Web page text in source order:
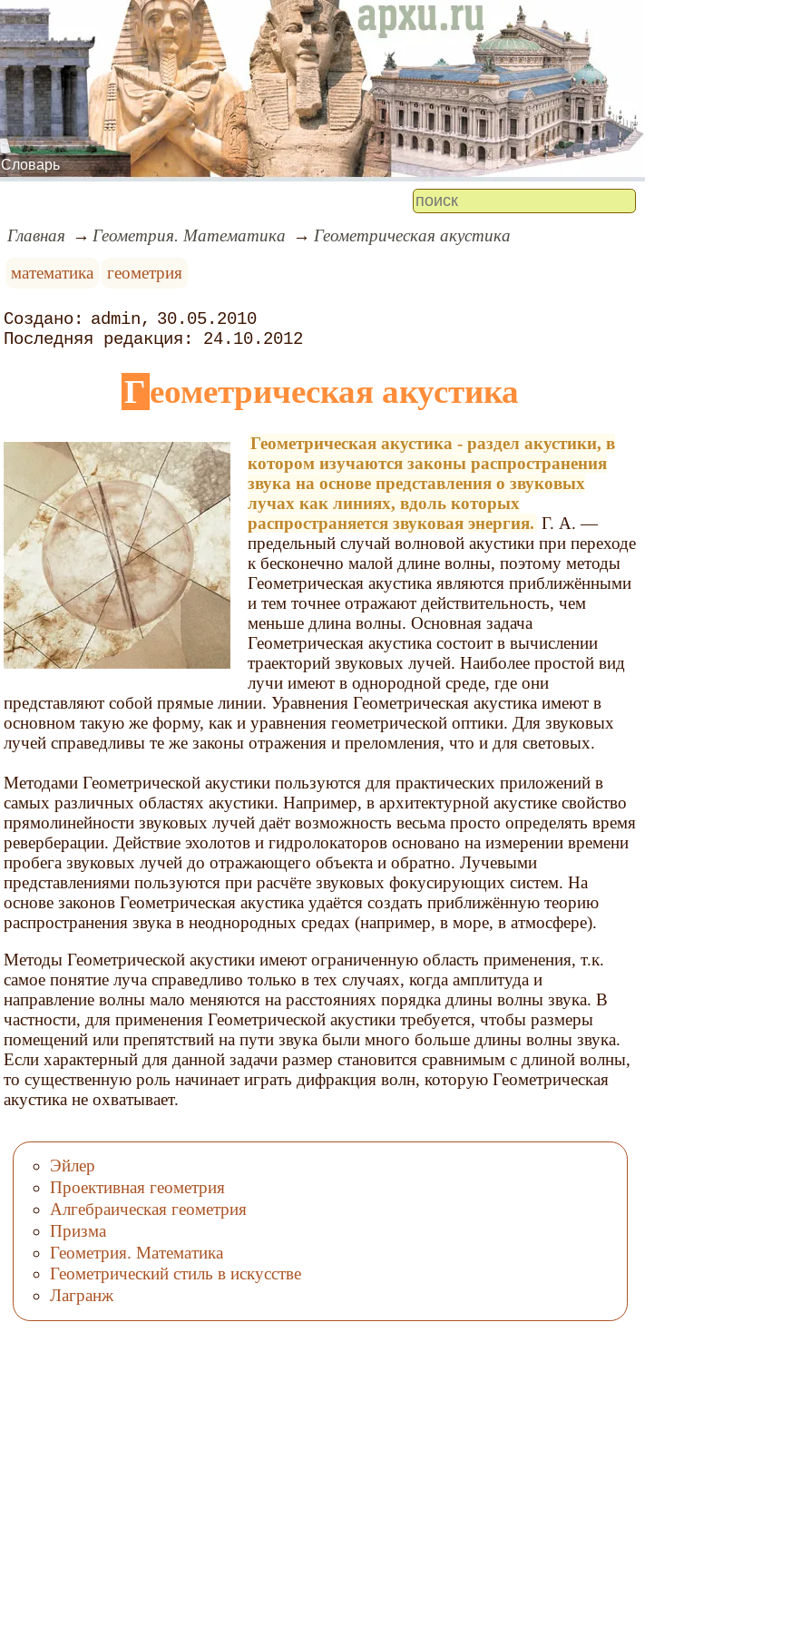
Словарь
Главная Геометрия. Математика
Геометрическая акустика
математика
геометрия
admin
30.05.2010
24.10.2012
Геометрическая акустика
Геометрическая акустика - раздел акустики, в
котором изучаются законы распространения
звука на основе представления о звуковых
лучах как линиях, вдоль которых
распространяется звуковая энергия. Г. А. —
предельный случай волновой акустики при переходе
к бесконечно малой длине волны, поэтому методы
Геометрическая акустика являются приближёнными
и тем точнее отражают действительность, чем
меньше длина волны. Основная задача
Геометрическая акустика состоит в вычислении
траекторий звуковых лучей. Наиболее простой вид
лучи имеют в однородной среде, где они
представляют собой прямые линии. Уравнения Геометрическая акустика имеют в
основном такую же форму, как и уравнения геометрической оптики. Для звуковых
лучей справедливы те же законы отражения и преломления, что и для световых.
Методами Геометрической акустики пользуются для практических приложений в
самых различных областях акустики. Например, в архитектурной акустике свойство
прямолинейности звуковых лучей даёт возможность весьма просто определять время
реверберации. Действие эхолотов и гидролокаторов основано на измерении времени
пробега звуковых лучей до отражающего объекта и обратно. Лучевыми
представлениями пользуются при расчёте звуковых фокусирующих систем. На
основе законов Геометрическая акустика удаётся создать приближённую теорию
распространения звука в неоднородных средах (например, в море, в атмосфере).
Методы Геометрической акустики имеют ограниченную область применения, т.к.
самое понятие луча справедливо только в тех случаях, когда амплитуда и
направление волны мало меняются на расстояниях порядка длины волны звука. В
частности, для применения Геометрической акустики требуется, чтобы размеры
помещений или препятствий на пути звука были много больше длины волны звука.
Если характерный для данной задачи размер становится сравнимым с длиной волны,
то существенную роль начинает играть дифракция волн, которую Геометрическая
акустика не охватывает.
Эйлер
Проективная геометрия
Алгебраическая геометрия
Призма
Геометрия. Математика
Геометрический стиль в искусстве
Лагранж